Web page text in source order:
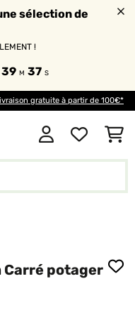
sélection de
!
39 M 35 S
gratuite à partir de 100€*
Carré potager